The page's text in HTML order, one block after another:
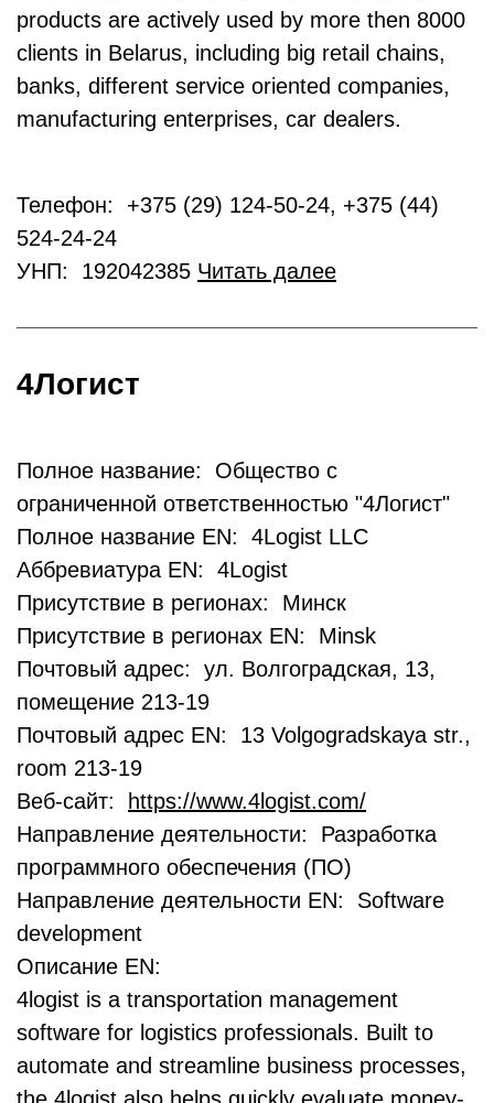
products are actively used by more then 8000
clients in Belarus, including big retail chains,
banks, different service oriented companies,
manufacturing enterprises, car dealers.
Телефон: +375 (29) 124-50-24, +375 (44)
524-24-24
УНП: 192042385 Читать далее
4Логист
Полное название: Общество с
ограниченной ответственностью "4Логист"
Полное название EN: 4Logist LLC
Аббревиатура EN: 4Logist
Присутствие в регионах: Минск
Присутствие в регионах EN: Minsk
Почтовый адрес: ул. Волгоградская, 13,
помещение 213-19
Почтовый адрес EN: 13 Volgogradskaya str.,
room 213-19
Веб-сайт:
https://www.4logist.com/
Направление деятельности: Разработка
программного обеспечения (ПО)
Направление деятельности EN: Software
development
Описание EN:
4logist is a transportation management
software for logistics professionals. Built to
automate and streamline business processes,